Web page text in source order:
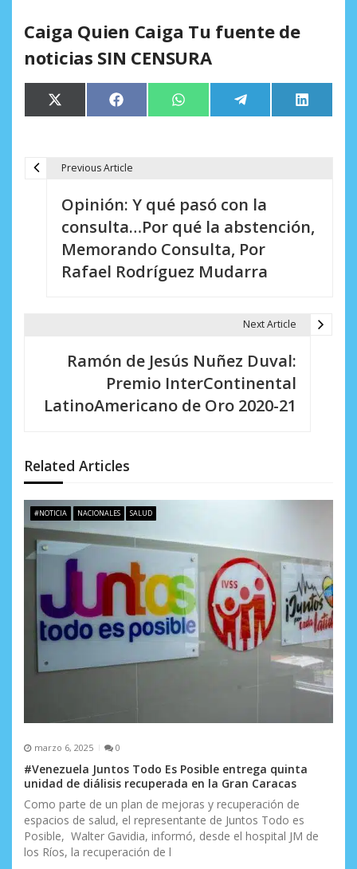
Caiga Quien Caiga Tu fuente de
noticias SIN CENSURA
Compartir
en
X
(Twitter)
Compartir
en
Facebook Compartir
en
WhatsApp Compartir
en
Telegram
en
LinkedIn
d
e
e
n
a
s
Previous Article
Opinión: Y qué pasó con la
consulta…Por qué la abstención,
Memorando Consulta, Por
Rafael Rodríguez Mudarra
Next Article
Ramón de Jesús Nuñez Duval:
Premio InterContinental
LatinoAmericano de Oro 2020-21
Related Articles
#NOTICIA NACIONALES SALUD
marzo 6, 2025 0
#Venezuela Juntos Todo Es Posible entrega quinta
unidad de diálisis recuperada en la Gran Caracas
Como parte de un plan de mejoras y recuperación de
espacios de salud, el representante de Juntos Todo es
Posible, Walter Gavidia, informó, desde el hospital JM de
los Ríos, la recuperación de l